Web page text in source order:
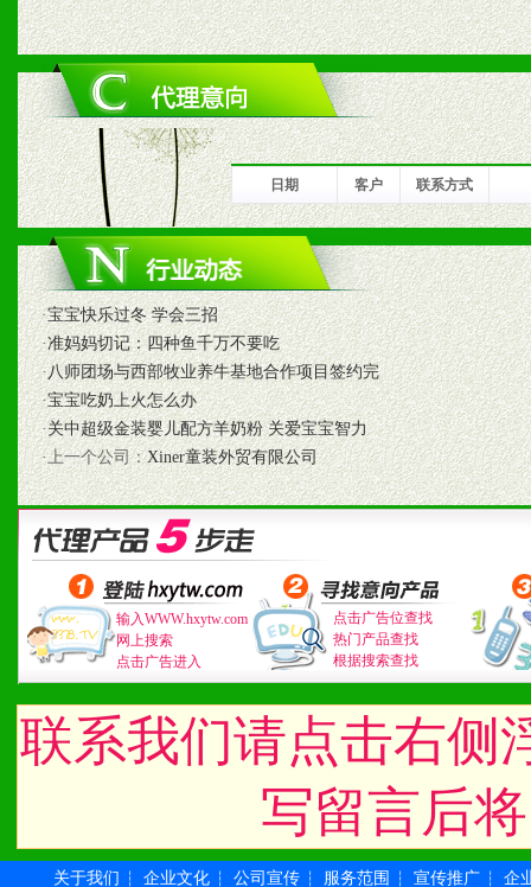
六、服务优势
1、完善的信息服务咨询中
我们将及时回复您的疑问。
2、售后服务：突发性产品
以及时受理记录并合理妥
3、我们时刻整理各区销售
时收编销售效果显着的案
七、招商代理（全国各地）
1、认同我们的经营理念。
2、具备较好商业信誉和资
3、具备区域内良好的终端
4、具备一定业务团队能力
道，医药渠道并为之提供
5、具备较强的市场操作
日期 客户 联系方式
·宝宝快乐过冬 学会三招
·准妈妈切记：四种鱼千万不要吃
·八师团场与西部牧业养牛基地合作项目签约完
·宝宝吃奶上火怎么办
·关中超级金装婴儿配方羊奶粉 关爱宝宝智力
·上一个公司：Xiner童装外贸有限公司
输入WWW.hxytw.com
网上搜索
点击广告进入
点击广告位查找
热门产品查找
根据搜索查找
联系我们请点击右侧
写留言后
关于我们 ┆ 企业文化 ┆ 公司宣传 ┆ 服务范围 ┆ 宣传推广 ┆ 企